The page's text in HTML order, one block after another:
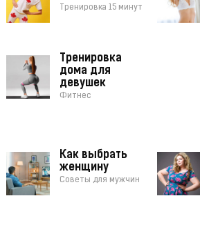
Тренировка 15 минут
Тренировка
дома для
девушек
Фитнес
Как выбрать
женщину
Советы для мужчин